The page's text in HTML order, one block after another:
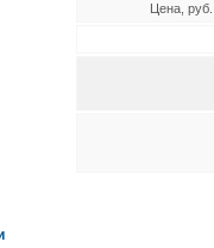
Цена, руб.